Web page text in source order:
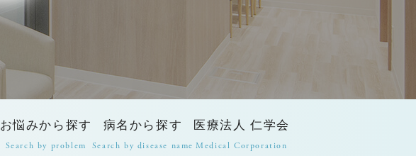
お悩みから探す
Search by problem
病名から探す
Search by disease name
医療法人 仁学会
Medical Corporation